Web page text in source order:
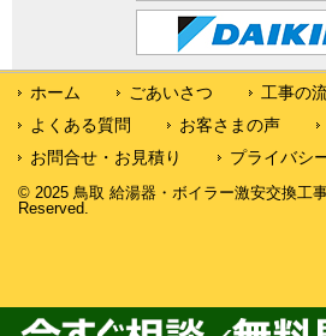
ホーム ごあいさつ 工事の
よくある質問
お客さまの声
お問合せ・お見積り
プライバシ
© 2025 鳥取 給湯器・ボイラー激安交換工
Reserved.